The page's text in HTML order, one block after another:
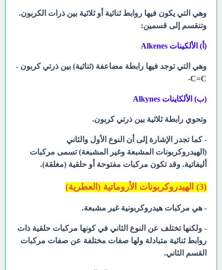
وهي التي يكون فيها روابط ثنائية أو ثلاثية بين ذرات الكربون.
وتنقسم إلى قسمين:
(أ) الألكينات Alkenes
وهي التي توجد فيها رابطة مضاعفة (ثنائية) بين ذرتي كربون -
C=C-
(ب) الألكاينات Alkynes
وتحوي رابطة ثلاثية بين ذرتي كربون.
- كما تجدر الإشارة إلى أن النوع الأول والثاني
(الهيدروكربونات المشبعة وغير المشبعة) تسمى مركبات
أليفاتية. وقد تكون مركبات مفتوحة أو حلقية (مغلقة).
(3) الهيدروكربونات الأروماتية (العطرية)
- هي مركبات هيدروكربونية غير مشبعة.
- ولكنها تختلف عن النوع الثاني في كونها مركبات حلقية ذات
روابط ثنائية متبادلة ولها صفات مختلفة عن صفات مركبات
القسم الثاني.